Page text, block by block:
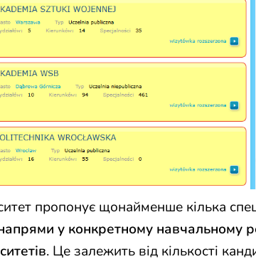
пропонує щонайменше кілька
у конкретному навчальному
. Це залежить від кількості